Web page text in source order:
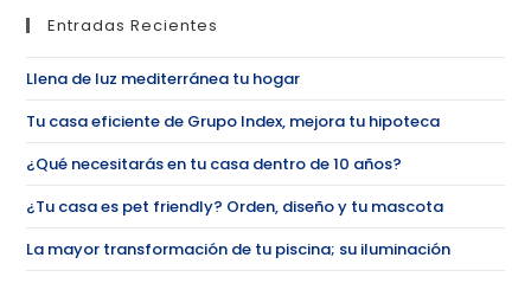
Entradas Recientes
Llena de luz mediterránea tu hogar
Tu casa eficiente de Grupo Index, mejora tu hipoteca
¿Qué necesitarás en tu casa dentro de 10 años?
¿Tu casa es pet friendly? Orden, diseño y tu mascota
La mayor transformación de tu piscina; su iluminación